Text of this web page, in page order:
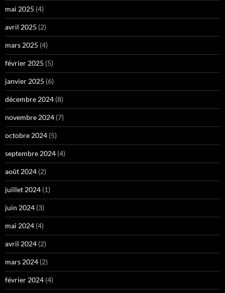
mai 2025 (4)
avril 2025 (2)
mars 2025 (4)
février 2025 (5)
janvier 2025 (6)
décembre 2024 (8)
novembre 2024 (7)
octobre 2024 (5)
septembre 2024 (4)
août 2024 (2)
juillet 2024 (1)
juin 2024 (3)
mai 2024 (4)
avril 2024 (2)
mars 2024 (2)
février 2024 (4)